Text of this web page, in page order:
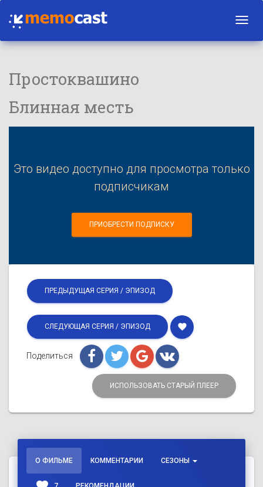
Простоквашино
Блинная месть
Это видео доступно для просмотра только
подписчикам
ПРИОБРЕСТИ ПОДПИСКУ
ПРЕДЫДУЩАЯ СЕРИЯ / ЭПИЗОД
СЛЕДУЮЩАЯ СЕРИЯ / ЭПИЗОД favorite
Поделиться
ИСПОЛЬЗОВАТЬ СТАРЫЙ ПЛЕЕР
О ФИЛЬМЕ КОММЕНТАРИИ СЕЗОНЫ